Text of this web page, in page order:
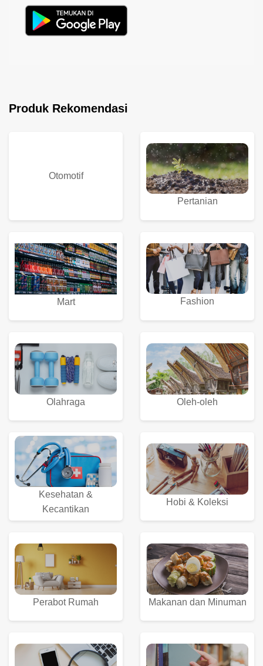
Produk Rekomendasi
Otomotif
Pertanian
Mart Fashion
Olahraga Oleh-oleh
Kesehatan &
Kecantikan
Hobi & Koleksi
Perabot Rumah Makanan dan Minuman